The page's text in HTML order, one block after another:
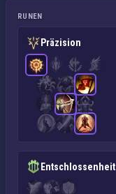
RUNEN
Präzision
Entschlossenheit